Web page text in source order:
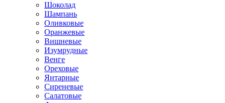
Шоколад
Шампань
Оливковые
Оранжевые
Вишневые
Изумрудные
Венге
Ореховые
Янтарные
Сиреневые
Салатовые